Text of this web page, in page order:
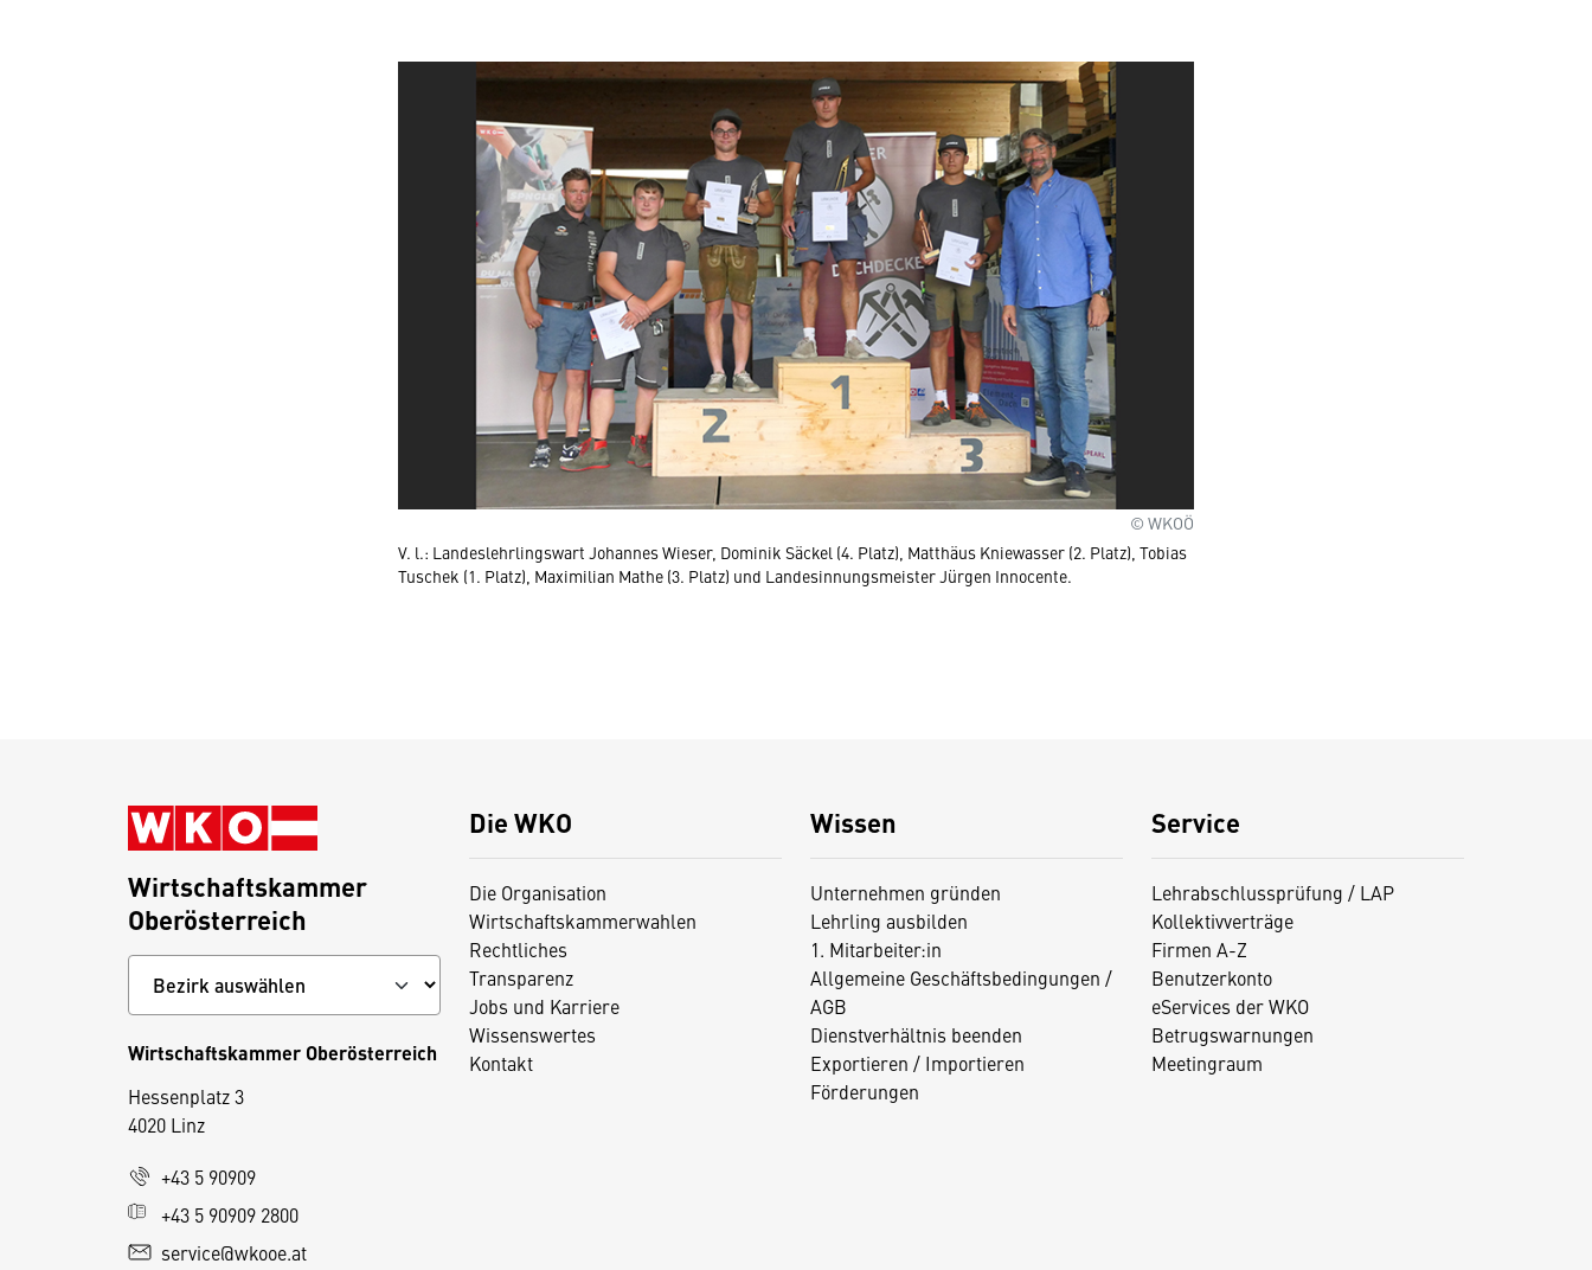
© WKOÖ
V. l.: Landeslehrlingswart Johannes Wieser, Dominik Säckel (4. Platz), Matthäus Kniewasser (2. Platz), Tobias
Tuschek (1. Platz), Maximilian Mathe (3. Platz) und Landesinnungsmeister Jürgen Innocente.
Die WKO
Die Organisation
Wirtschaftskammerwahlen
Rechtliches
Transparenz
Jobs und Karriere
Wissenswertes
Kontakt
Wissen
Unternehmen gründen
Lehrling ausbilden
1. Mitarbeiter:in
Allgemeine Geschäftsbedingungen /
AGB
Dienstverhältnis beenden
Exportieren / Importieren
Förderungen
Service
Lehrabschlussprüfung / LAP
Kollektivverträge
Firmen A-Z
Benutzerkonto
eServices der WKO
Betrugswarnungen
Meetingraum
Wirtschaftskammer
Oberösterreich
Wirtschaftskammer Oberösterreich
Hessenplatz 3
4020 Linz
+43 5 90909
+43 5 90909 2800
service@wkooe.at